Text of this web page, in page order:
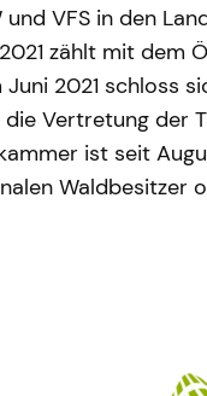
und VFS in den
zählt mit dem
2021 schloss
die Vertretung der
ist seit
Waldbesitzer